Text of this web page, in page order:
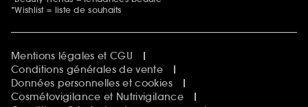
*Wishlist = liste de souhaits
Mentions légales et CGU
Conditions générales de vente
Données personnelles et cookies
Cosmétovigilance et Nutrivigilance